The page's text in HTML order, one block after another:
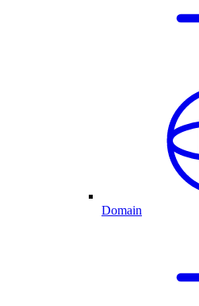
Domain